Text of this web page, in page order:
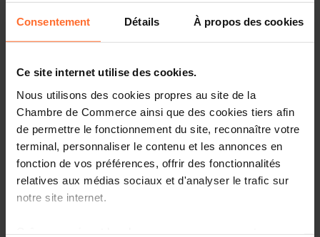
Consentement Détails À propos des cookies
Ce site internet utilise des cookies.
Nous utilisons des cookies propres au site de la
Chambre de Commerce ainsi que des cookies tiers afin
de permettre le fonctionnement du site, reconnaître votre
terminal, personnaliser le contenu et les annonces en
fonction de vos préférences, offrir des fonctionnalités
relatives aux médias sociaux et d'analyser le trafic sur
notre site internet.
Meeting of the Chamber of Commerce and Industry of
Switzerland (CCIS) with Eurochambres, the association
of European Chambers of Commerce and Industry, in